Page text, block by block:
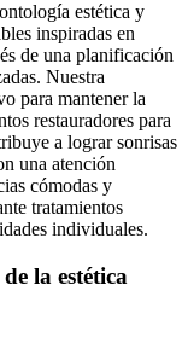
estética y
inspiradas en
de una planificación
Nuestra
para mantener la
restauradores para
a lograr sonrisas
una atención
cómodas y
tratamientos
individuales.
la estética